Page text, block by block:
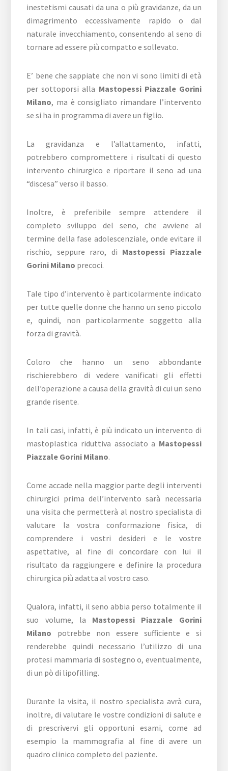
inestetismi causati da una o più gravidanze, da un
dimagrimento eccessivamente rapido o dal
naturale invecchiamento, consentendo al seno di
tornare ad essere più compatto e sollevato.
E’ bene che sappiate che non vi sono limiti di età
per sottoporsi alla Mastopessi Piazzale Gorini
Milano, ma è consigliato rimandare l’intervento
se si ha in programma di avere un figlio.
La gravidanza e l’allattamento, infatti,
potrebbero compromettere i risultati di questo
intervento chirurgico e riportare il seno ad una
“discesa” verso il basso.
Inoltre, è preferibile sempre attendere il
completo sviluppo del seno, che avviene al
termine della fase adolescenziale, onde evitare il
rischio, seppure raro, di Mastopessi Piazzale
Gorini Milano precoci.
Tale tipo d’intervento è particolarmente indicato
per tutte quelle donne che hanno un seno piccolo
e, quindi, non particolarmente soggetto alla
forza di gravità.
Coloro che hanno un seno abbondante
rischierebbero di vedere vanificati gli effetti
dell’operazione a causa della gravità di cui un seno
grande risente.
In tali casi, infatti, è più indicato un intervento di
mastoplastica riduttiva associato a Mastopessi
Piazzale Gorini Milano.
Come accade nella maggior parte degli interventi
chirurgici prima dell’intervento sarà necessaria
una visita che permetterà al nostro specialista di
valutare la vostra conformazione fisica, di
comprendere i vostri desideri e le vostre
aspettative, al fine di concordare con lui il
risultato da raggiungere e definire la procedura
chirurgica più adatta al vostro caso.
Qualora, infatti, il seno abbia perso totalmente il
suo volume, la Mastopessi Piazzale Gorini
Milano potrebbe non essere sufficiente e si
renderebbe quindi necessario l’utilizzo di una
protesi mammaria di sostegno o, eventualmente,
di un pò di lipofilling.
Durante la visita, il nostro specialista avrà cura,
inoltre, di valutare le vostre condizioni di salute e
di prescrivervi gli opportuni esami, come ad
esempio la mammografia al fine di avere un
quadro clinico completo del paziente.